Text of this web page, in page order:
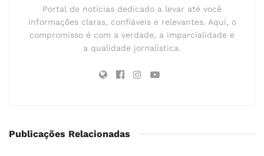
Portal de notícias dedicado a levar até você
informações claras, confiáveis e relevantes. Aqui, o
compromisso é com a verdade, a imparcialidade e
a qualidade jornalística.
Publicações Relacionadas